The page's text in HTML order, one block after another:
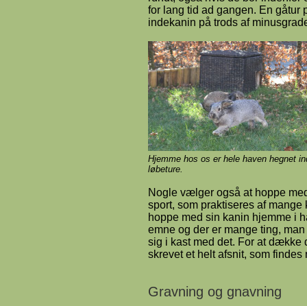
for lang tid ad gangen. En gåtur
indekanin på trods af
Hjemme hos os er hele haven hegnet
løbeture.
Nogle vælger også at hoppe
sport, som praktiseres af
hoppe med sin kanin hjemme i
emne og der er mange ting,
sig i kast med det. For at dække
skrevet et helt afsnit, som findes
Gravning og gnavning